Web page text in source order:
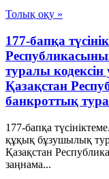
Толық оқу »
177-бапқа
туралы
Қазақстан
банкроттық
177-бапқа
құқық бұзушылық
Қазақстан
заңнама...